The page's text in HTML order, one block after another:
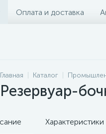
Оплата и доставка
Главная Каталог
Резервуар-
Характеристики